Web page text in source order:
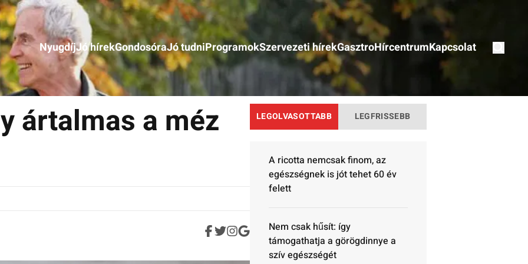
NyugdíjJó hírekGondosóraJó tudniProgramokSzervezeti hírekGasztroHírcentrumKapcsolat
ártalmas a méz
LEGOLVASOTTABB LEGFRISSEBB
A ricotta nemcsak finom, az
egészségnek is jót tehet 60 év
felett
Nem csak hűsít: így
támogathatja a görögdinnye a
szív egészségét